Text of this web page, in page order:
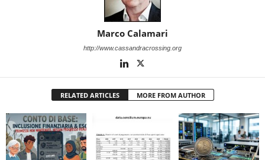
Marco Calamari
http://www.cassandracrossing.org
RELATED ARTICLES MORE FROM AUTHOR